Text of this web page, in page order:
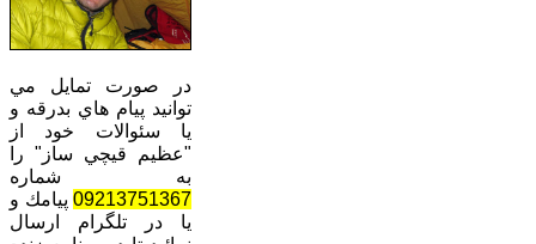
در صورت تمايل مي
توانيد پيام هاي بدرقه و
يا سئوالات خود از
"عظيم قيچي ساز" را
به شماره
09213751367 پيامك و
يا در تلگرام ارسال